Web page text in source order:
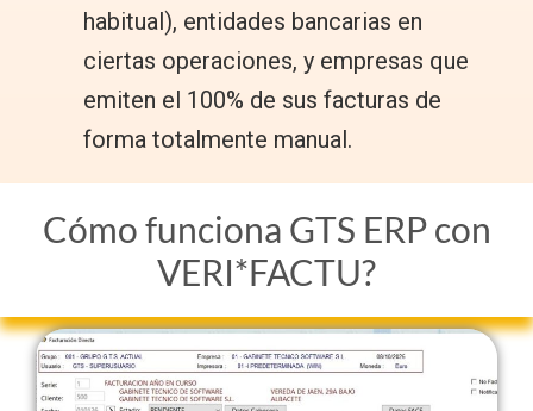
habitual), entidades bancarias en
ciertas operaciones, y empresas que
emiten el 100% de sus facturas de
forma totalmente manual.
Cómo funciona GTS ERP con
VERI*FACTU?